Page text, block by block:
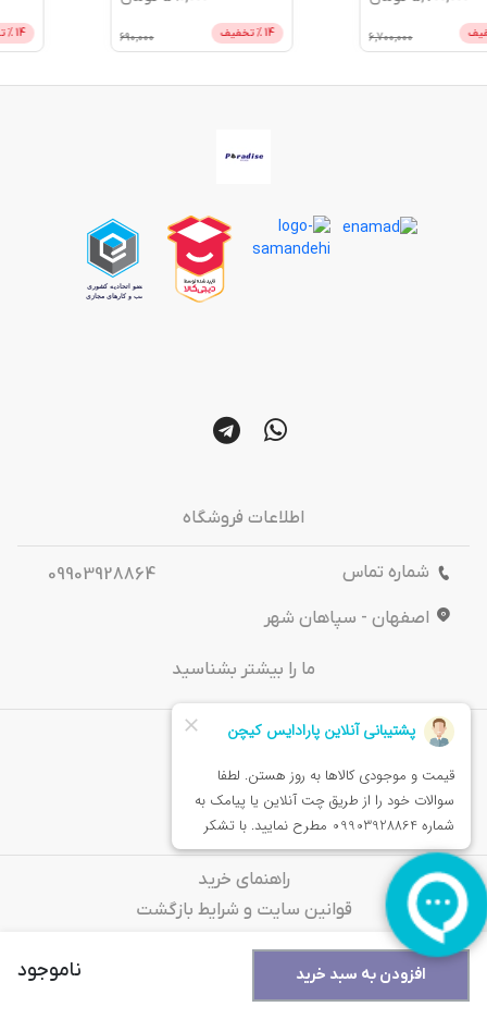
افزودن به سبد خرید ناموجود
14 % تخفیف
اطلاعات فروشگاه
شماره تماس
09903928864
اصفهان - سپاهان شهر
ما را بیشتر بشناسید
درباره‌ ما
تماس باما
خدمات مشتریان
راهنمای خرید
قوانین سایت و شرایط بازگشت